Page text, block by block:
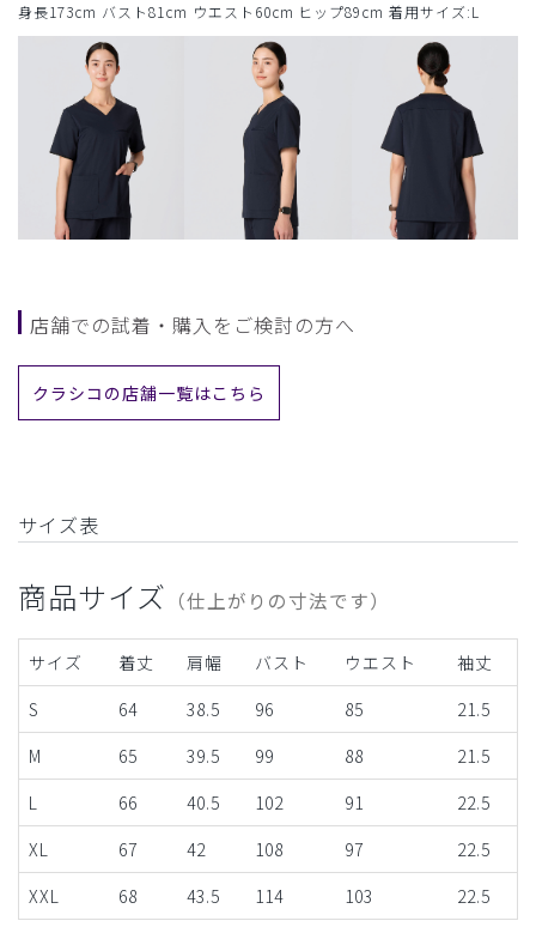
身長173cm バスト81cm ウエスト60cm ヒップ89cm 着用サイズ:L
店舗での試着・購入をご検討の方へ
クラシコの店舗一覧はこちら
サイズ表
商品サイズ （仕上がりの寸法です）
サイズ 着丈 肩幅 バスト ウエスト
袖丈
S
64 38.5 96 85
21.5
M
65 39.5 99 88
21.5
L
66 40.5 102 91
22.5
XL
67 42 108 97
22.5
XXL
68 43.5 114 103 22.5